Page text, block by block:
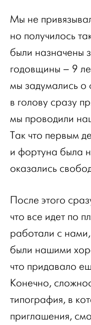
Мы не
но получилось
были назначены
годовщины – 9
мы задумались о
в голову сразу
мы проводили
Так что первым
и фортуна была
оказались
После этого
что все идет по
работали с
были нашими
что придавало
Конечно,
типография, в
приглашения,